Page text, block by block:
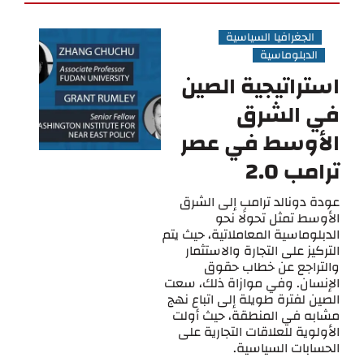
الجغرافيا السياسية
الدبلوماسية
استراتيجية الصين
في الشرق
الأوسط في عصر
ترامب 2.0
عودة دونالد ترامب إلى الشرق
الأوسط تمثل تحولًا نحو
الدبلوماسية المعاملاتية، حيث يتم
التركيز على التجارة والاستثمار
والتراجع عن خطاب حقوق
الإنسان. وفي موازاة ذلك، سعت
الصين لفترة طويلة إلى اتباع نهج
مشابه في المنطقة، حيث أولت
الأولوية للعلاقات التجارية على
الحسابات السياسية.